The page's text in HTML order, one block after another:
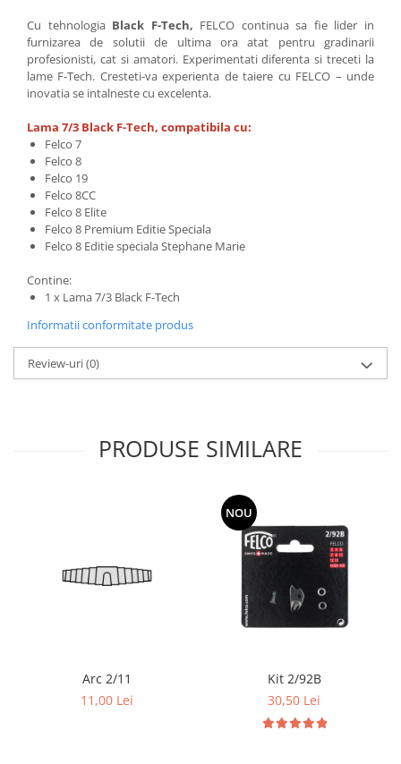
Cu tehnologia Black F-Tech, FELCO continua sa fie lider in
furnizarea de solutii de ultima ora atat pentru gradinarii
profesionisti, cat si amatori. Experimentati diferenta si treceti la
lame F-Tech. Cresteti-va experienta de taiere cu FELCO – unde
inovatia se intalneste cu excelenta.
Lama 7/3 Black F-Tech, compatibila cu:
Felco 7
Felco 8
Felco 19
Felco 8CC
Felco 8 Elite
Felco 8 Premium Editie Speciala
Felco 8 Editie speciala Stephane Marie
Contine:
1 x Lama 7/3 Black F-Tech
Informatii conformitate produs
Review-uri(0)
PRODUSE SIMILARE
Arc 2/11
11,00 Lei
NOU
Kit 2/92B
30,50 Lei